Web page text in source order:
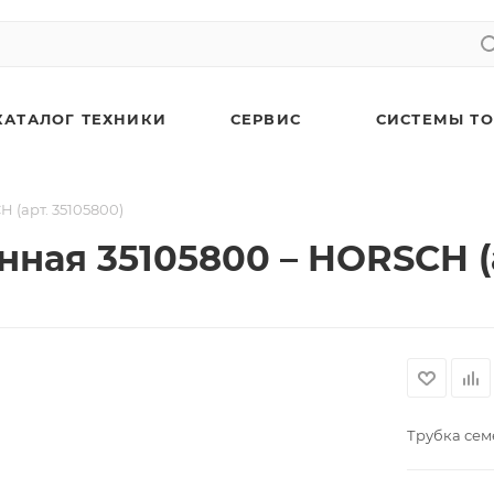
ТЕХНИКИ СЕРВИС СИСТЕМЫ
(арт. 35105800)
35105800 – HORSCH
Трубка